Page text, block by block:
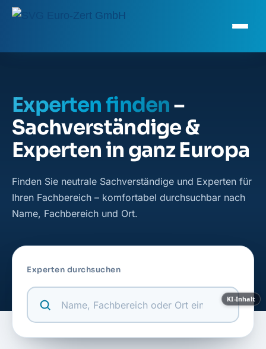
Experten finden–
Sachverständige &
Experten in ganz Europa
Finden Sie neutrale Sachverständige und Experten für
Ihren Fachbereich – komfortabel durchsuchbar nach
Name, Fachbereich und Ort.
KI-Inhalt
Experten durchsuchen